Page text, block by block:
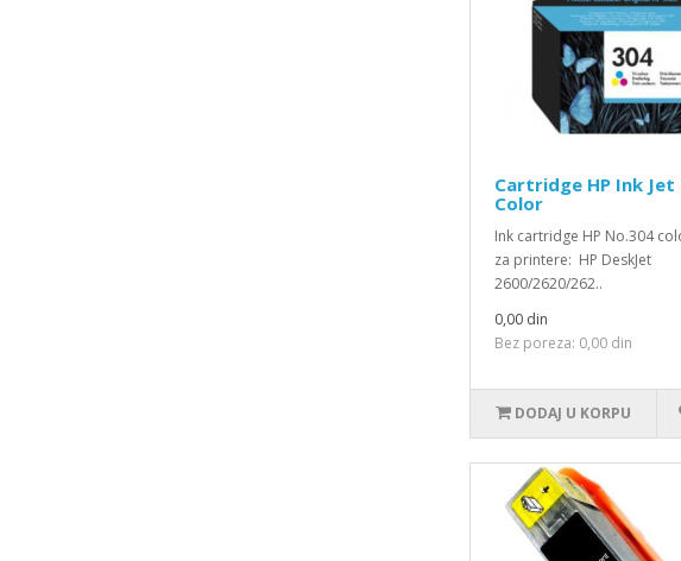
Cartridge HP Ink Jet
Color
Ink cartridge HP No.304
za printere: HP DeskJet
2600/2620/262..
0,00 din
Bez poreza: 0,00 din
DODAJ U KORPU